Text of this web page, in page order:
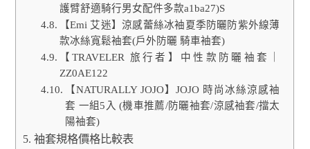
護臂舒適騎行男女配件多款a1ba27)S
【Emi 艾迷】涼感蕾絲冰袖夏季防曬防紫外線薄
款冰絲寬鬆袖套(戶外防曬 騎車袖套)
【TRAVELER 旅行者】中性款防曬袖套｜
ZZ0AE122
【NATURALLY JOJO】JOJO 時尚冰絲涼感袖
套 一組5入 (機車推薦/防曬袖套/涼感袖套/擋太
陽袖套)
袖套規格價格比較表